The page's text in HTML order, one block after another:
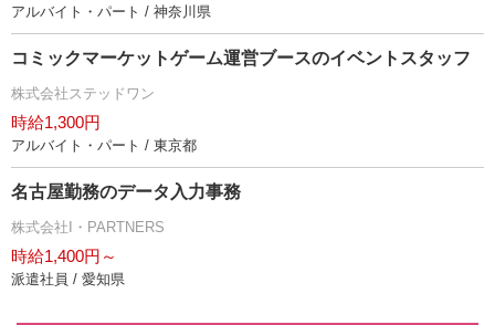
アルバイト・パート / 神奈川県
コミックマーケットゲーム運営ブースのイベントスタッフ
株式会社ステッドワン
時給1,300円
アルバイト・パート / 東京都
名古屋勤務のデータ入力事務
株式会社I・PARTNERS
時給1,400円～
派遣社員 / 愛知県